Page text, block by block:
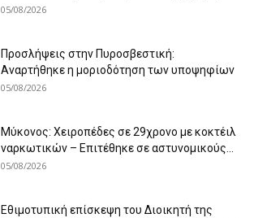
05/08/2026
Προσλήψεις στην Πυροσβεστική:
Αναρτήθηκε η μοριοδότηση των υποψηφίων
05/08/2026
Μύκονος: Χειροπέδες σε 29χρονο με κοκτέιλ
ναρκωτικών – Επιτέθηκε σε αστυνομικούς...
05/08/2026
Εθιμοτυπική επίσκεψη του Διοικητή της